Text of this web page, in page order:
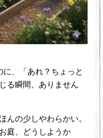
、「あれ？ちょっと
る瞬間、ありません
んの少しやわらかい。
庭、どうしようか